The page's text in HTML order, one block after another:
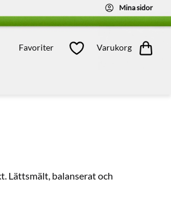
Mina sidor
Favoriter Varukorg
Favoriter
Kundvagn
Lättsmält, balanserat och